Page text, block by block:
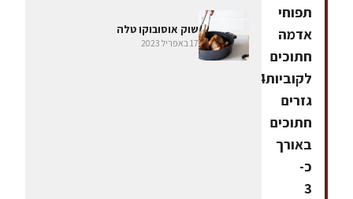
תפוחי
אדמה
חתוכים
לקוביות4
גזרים
חתוכים
באורך
כ-
3
שוק אוסובוקו טלה
17 באפריל 2023